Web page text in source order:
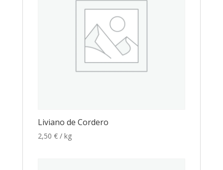
Liviano de Cordero
2,50 € / kg